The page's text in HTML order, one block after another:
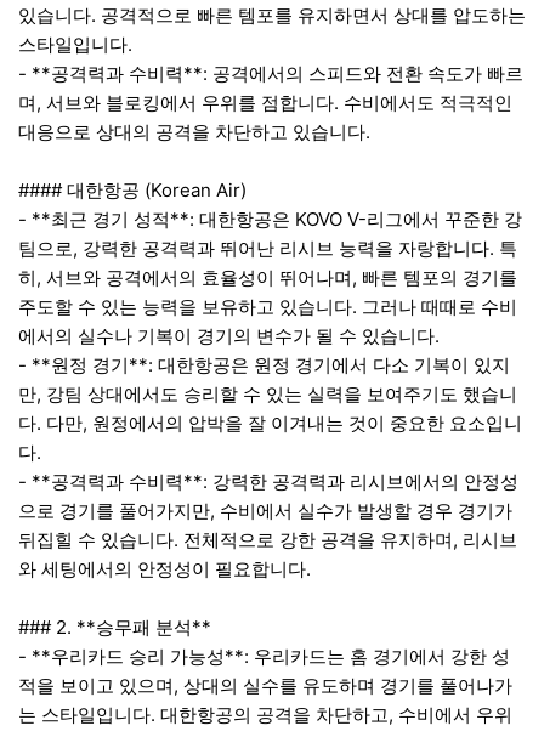
있습니다. 공격적으로 빠른 템포를 유지하면서 상대를 압도하는
스타일입니다.
- **공격력과 수비력**: 공격에서의 스피드와 전환 속도가 빠르
며, 서브와 블로킹에서 우위를 점합니다. 수비에서도 적극적인
대응으로 상대의 공격을 차단하고 있습니다.
#### 대한항공 (Korean Air)
- **최근 경기 성적**: 대한항공은 KOVO V-리그에서 꾸준한 강
팀으로, 강력한 공격력과 뛰어난 리시브 능력을 자랑합니다. 특
히, 서브와 공격에서의 효율성이 뛰어나며, 빠른 템포의 경기를
주도할 수 있는 능력을 보유하고 있습니다. 그러나 때때로 수비
에서의 실수나 기복이 경기의 변수가 될 수 있습니다.
- **원정 경기**: 대한항공은 원정 경기에서 다소 기복이 있지
만, 강팀 상대에서도 승리할 수 있는 실력을 보여주기도 했습니
다. 다만, 원정에서의 압박을 잘 이겨내는 것이 중요한 요소입니
다.
- **공격력과 수비력**: 강력한 공격력과 리시브에서의 안정성
으로 경기를 풀어가지만, 수비에서 실수가 발생할 경우 경기가
뒤집힐 수 있습니다. 전체적으로 강한 공격을 유지하며, 리시브
와 세팅에서의 안정성이 필요합니다.
### 2. **승무패 분석**
- **우리카드 승리 가능성**: 우리카드는 홈 경기에서 강한 성
적을 보이고 있으며, 상대의 실수를 유도하며 경기를 풀어나가
는 스타일입니다. 대한항공의 공격을 차단하고, 수비에서 우위